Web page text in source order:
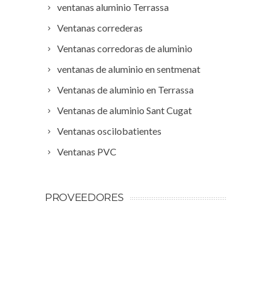
ventanas aluminio Terrassa
Ventanas correderas
Ventanas corredoras de aluminio
ventanas de aluminio en sentmenat
Ventanas de aluminio en Terrassa
Ventanas de aluminio Sant Cugat
Ventanas oscilobatientes
Ventanas PVC
PROVEEDORES